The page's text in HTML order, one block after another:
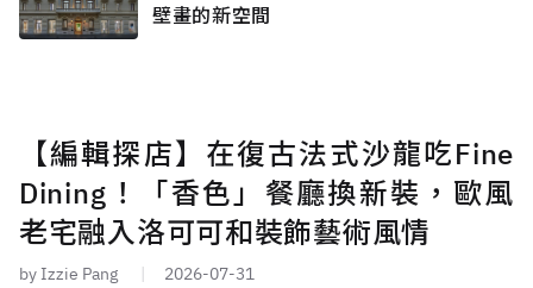
壁畫的新空間
【編輯探店】在復古法式沙龍吃Fine
Dining！「香色」餐廳換新裝，歐風
老宅融入洛可可和裝飾藝術風情
by Izzie Pang 2026-07-31